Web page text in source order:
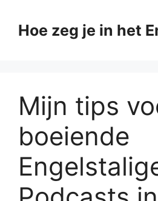
naarHoe zeg je in het
Mijn tips
boeiende